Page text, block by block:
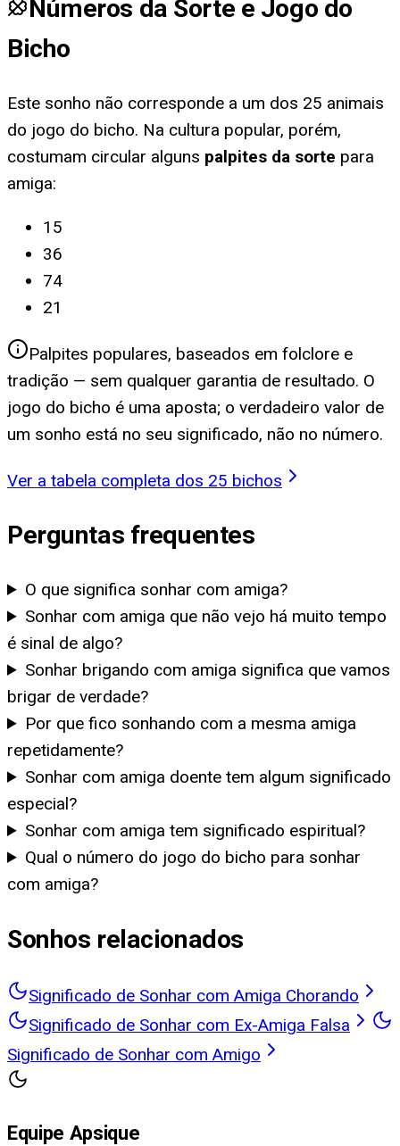
Números da Sorte e Jogo do
Bicho
Este sonho não corresponde a um dos 25 animais
do jogo do bicho. Na cultura popular, porém,
costumam circular alguns palpites da sorte para
amiga:
15
36
74
21
Palpites populares, baseados em folclore e
tradição — sem qualquer garantia de resultado. O
jogo do bicho é uma aposta; o verdadeiro valor de
um sonho está no seu significado, não no número.
Ver a tabela completa dos 25 bichos
Perguntas frequentes
O que significa sonhar com amiga?
Sonhar com amiga que não vejo há muito tempo
é sinal de algo?
Sonhar brigando com amiga significa que vamos
brigar de verdade?
Por que fico sonhando com a mesma amiga
repetidamente?
Sonhar com amiga doente tem algum significado
especial?
Sonhar com amiga tem significado espiritual?
Qual o número do jogo do bicho para sonhar
com amiga?
Sonhos relacionados
Significado de Sonhar com Amiga Chorando
Significado de Sonhar com Ex-Amiga Falsa
Significado de Sonhar com Amigo
Equipe Apsique